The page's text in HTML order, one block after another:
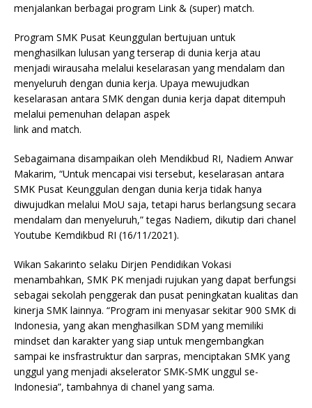
menjalankan berbagai program Link & (super) match.
Program SMK Pusat Keunggulan bertujuan untuk
menghasilkan lulusan yang terserap di dunia kerja atau
menjadi wirausaha melalui keselarasan yang mendalam dan
menyeluruh dengan dunia kerja. Upaya mewujudkan
keselarasan antara SMK dengan dunia kerja dapat ditempuh
melalui pemenuhan delapan aspek
link and match.
Sebagaimana disampaikan oleh Mendikbud RI, Nadiem Anwar
Makarim, “Untuk mencapai visi tersebut, keselarasan antara
SMK Pusat Keunggulan dengan dunia kerja tidak hanya
diwujudkan melalui MoU saja, tetapi harus berlangsung secara
mendalam dan menyeluruh,” tegas Nadiem, dikutip dari chanel
Youtube Kemdikbud RI (16/11/2021).
Wikan Sakarinto selaku Dirjen Pendidikan Vokasi
menambahkan, SMK PK menjadi rujukan yang dapat berfungsi
sebagai sekolah penggerak dan pusat peningkatan kualitas dan
kinerja SMK lainnya. “Program ini menyasar sekitar 900 SMK di
Indonesia, yang akan menghasilkan SDM yang memiliki
mindset dan karakter yang siap untuk mengembangkan
sampai ke insfrastruktur dan sarpras, menciptakan SMK yang
unggul yang menjadi akselerator SMK-SMK unggul se-
Indonesia”, tambahnya di chanel yang sama.